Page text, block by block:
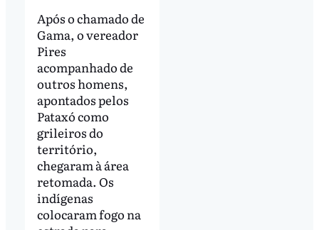
Após o chamado de
Gama, o vereador
Pires
acompanhado de
outros homens,
apontados pelos
Pataxó como
grileiros do
território,
chegaram à área
retomada. Os
indígenas
colocaram fogo na